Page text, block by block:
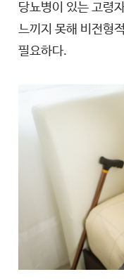
당뇨병이 있는 고령
느끼지 못해 비전형
필요하다.